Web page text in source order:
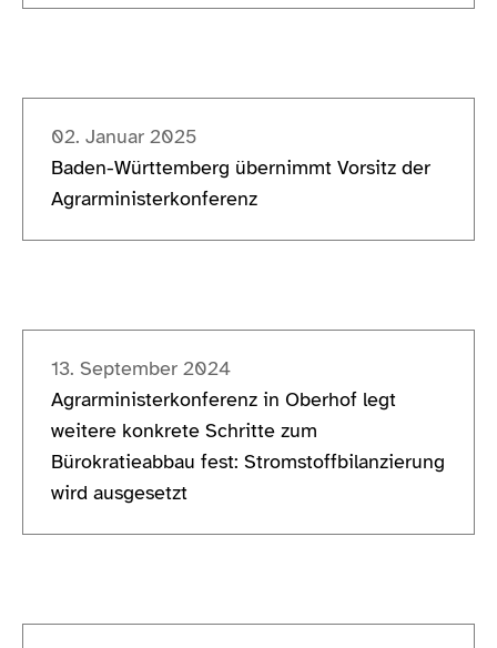
02. Januar 2025
Baden-Württemberg übernimmt Vorsitz der
Agrarministerkonferenz
13. September 2024
Agrarministerkonferenz in Oberhof legt
weitere konkrete Schritte zum
Bürokratieabbau fest: Stromstoffbilanzierung
wird ausgesetzt